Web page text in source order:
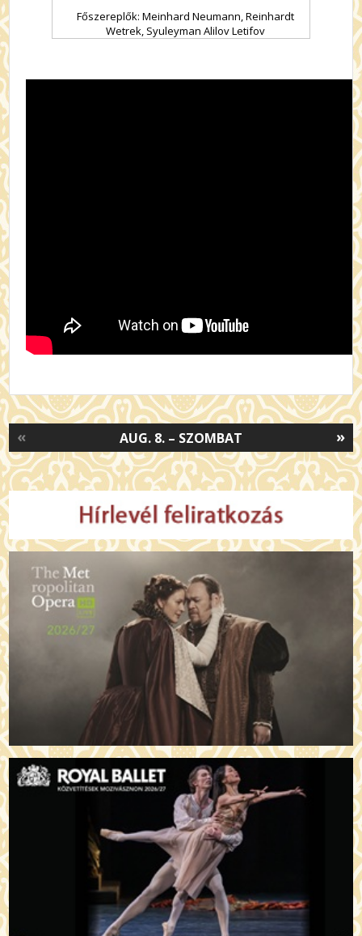
Főszereplők: Meinhard Neumann, Reinhardt
Wetrek, Syuleyman Alilov Letifov
»
AUG. 8. – SZOMBAT
«